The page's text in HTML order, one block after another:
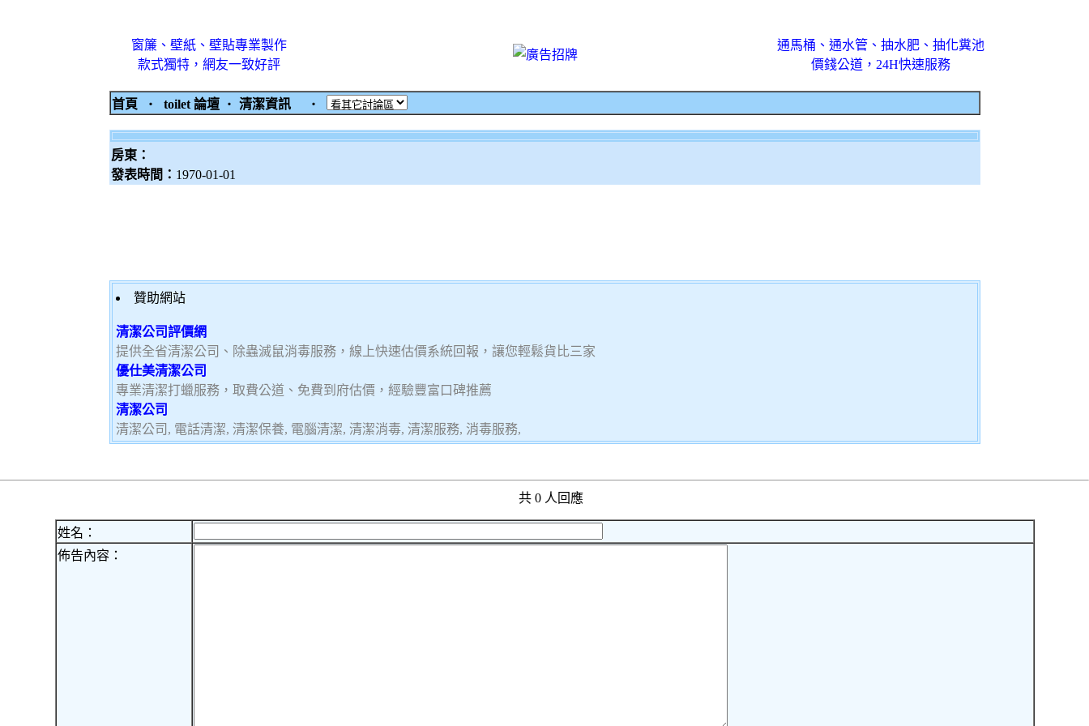
窗簾、壁紙、壁貼專業製作
款式獨特，網友一致好評
通馬桶、通水管、抽水肥、抽化糞池
價錢公道，24H快速服務
首頁 ‧ toilet 論壇 ‧ 清潔資訊 ‧
房東：
發表時間： 1970-01-01
贊助網站
清潔公司評價網
提供全省清潔公司、除蟲滅鼠消毒服務，線上快速估價系統回報，讓您輕鬆貨比三家
優仕美清潔公司
專業清潔打蠟服務，取費公道、免費到府估價，經驗豐富口碑推薦
清潔公司
清潔公司, 電話清潔, 清潔保養, 電腦清潔, 清潔消毒, 清潔服務, 消毒服務,
共 0 人回應
姓名：
佈告內容：